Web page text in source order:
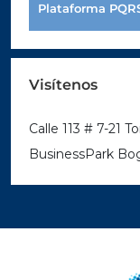
Plataforma
Visítenos
Calle 113 # 7-21
BusinessPark